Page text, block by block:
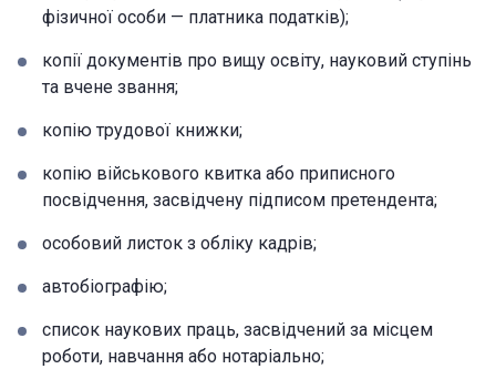
фізичної особи — платника податків);
копії документів про вищу освіту, науковий ступінь
та вчене звання;
копію трудової книжки;
копію військового квитка або приписного
посвідчення, засвідчену підписом претендента;
особовий листок з обліку кадрів;
автобіографію;
список наукових праць, засвідчений за місцем
роботи, навчання або нотаріально;